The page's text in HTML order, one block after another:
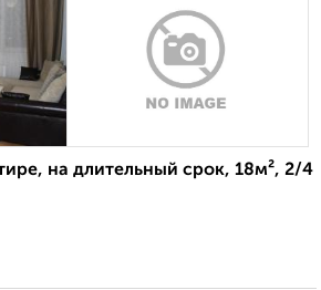
на длительный срок, 18м², 2/4